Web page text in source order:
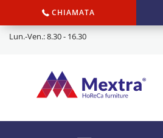
CHIAMATA
Lun.-Ven.: 8.30 - 16.30